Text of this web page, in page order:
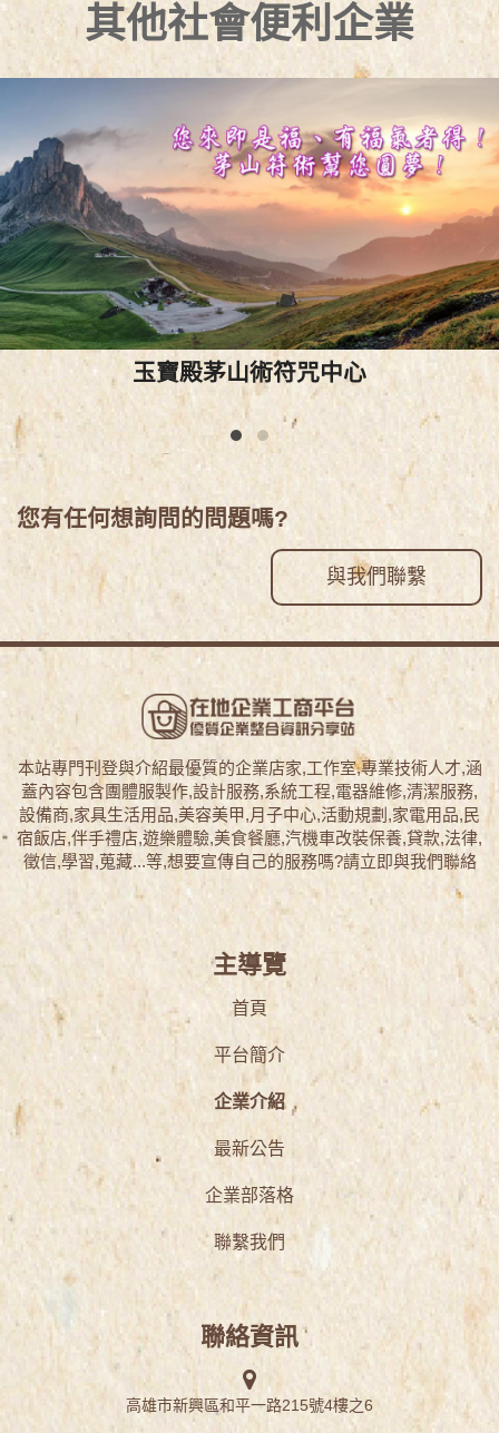
其他社會便利企業
玉寶殿茅山術符咒中心
您有任何想詢問的問題嗎?
與我們聯繫
本站專門刊登與介紹最優質的企業店家,工作室,專業技術人才,涵
蓋內容包含團體服製作,設計服務,系統工程,電器維修,清潔服務,
設備商,家具生活用品,美容美甲,月子中心,活動規劃,家電用品,民
宿飯店,伴手禮店,遊樂體驗,美食餐廳,汽機車改裝保養,貸款,法律,
徵信,學習,蒐藏...等,想要宣傳自己的服務嗎?請立即與我們聯絡
主導覽
首頁
平台簡介
企業介紹
最新公告
企業部落格
聯繫我們
聯絡資訊
高雄市新興區和平一路215號4樓之6